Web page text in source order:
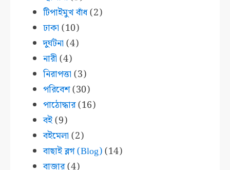
টিপাইমুখ বাঁধ(2)
ঢাকা (10)
দুর্ঘটনা (4)
নারী (4)
নিরাপত্তা (3)
পরিবেশ(30)
পাঠোদ্ধার(16)
বই(9)
বইমেলা (2)
বাছাই ব্লগ (Blog)(14)
বাজার(4)